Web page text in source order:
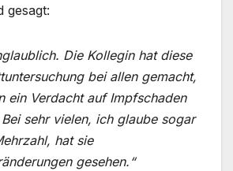
gesagt:
Die Kollegin hat diese
bei allen gemacht,
ein Verdacht auf Impfschaden
sehr vielen, ich glaube sogar
hat sie
gesehen.“